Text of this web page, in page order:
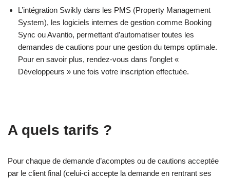
L’intégration Swikly dans les PMS (Property Management
System), les logiciels internes de gestion comme Booking
Sync ou Avantio, permettant d’automatiser toutes les
demandes de cautions pour une gestion du temps optimale.
Pour en savoir plus, rendez-vous dans l’onglet «
Développeurs » une fois votre inscription effectuée.
A quels tarifs ?
Pour chaque de demande d’acomptes ou de cautions acceptée
par le client final (celui-ci accepte la demande en rentrant ses